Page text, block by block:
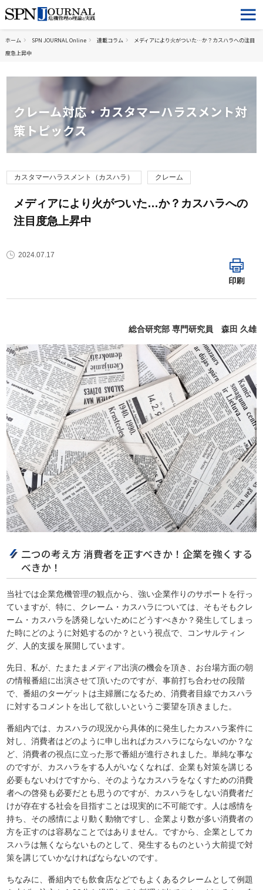
ホーム SPN JOURNAL Online 連載コラム
メディアにより火がついた…か？カスハラへの注目
度急上昇中
クレーム対応・カスタマーハラスメント対
策トピックス
カスタマーハラスメント（カスハラ） クレーム
メディアにより火がついた…か？カスハラへの
注目度急上昇中
2024.07.17
印刷
総合研究部 専門研究員 森田 久雄
二つの考え方 消費者を正すべきか！企業を強くする
べきか！
当社では企業危機管理の観点から、強い企業作りのサポートを行っ
ていますが、特に、クレーム・カスハラについては、そもそもクレ
ーム・カスハラを誘発しないためにどうすべきか？発生してしまっ
た時にどのように対処するのか？という視点で、コンサルティン
グ、人的支援を展開しています。
先日、私が、たまたまメディア出演の機会を頂き、お台場方面の朝
の情報番組に出演させて頂いたのですが、事前打ち合わせの段階
で、番組のターゲットは主婦層になるため、消費者目線でカスハラ
に対するコメントを出して欲しいというご要望を頂きました。
番組内では、カスハラの現況から具体的に発生したカスハラ案件に
対し、消費者はどのように申し出ればカスハラにならないのか？な
ど、消費者の視点に立った形で番組が進行されました。単純な事な
のですが、カスハラをする人がいなくなれば、企業も対策を講じる
必要もないわけですから、そのようなカスハラをなくすための消費
者への啓発も必要だとも思うのですが、カスハラをしない消費者だ
けが存在する社会を目指すことは現実的に不可能です。人は感情を
持ち、その感情により動く動物ですし、企業より数が多い消費者の
方を正すのは容易なことではありません。ですから、企業としてカ
スハラは無くならないものとして、発生するものという大前提で対
策を講じていかなければならないのです。
ちなみに、番組内でも飲食店などでもよくあるクレームとして例題